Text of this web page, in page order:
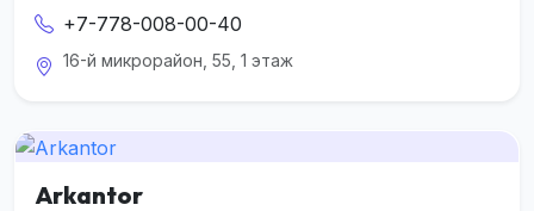
+7-778-008-00-40
16-й микрорайон, 55, 1 этаж
Arkantor